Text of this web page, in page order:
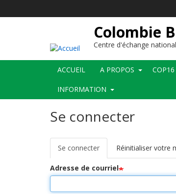
Colombie
Centre d'échange national
Main
ACCUEIL A PROPOS COP16
INFORMATION
Se connecter
Onglets
principaux
Se connecter (onglet
actif)
Réinitialiser votre
Adresse de courriel